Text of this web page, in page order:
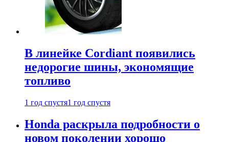
В линейке Cordiant появились
недорогие шины, экономящие
топливо
1 год спустя1 год спустя
Honda раскрыла подробности о
новом поколении хорошо